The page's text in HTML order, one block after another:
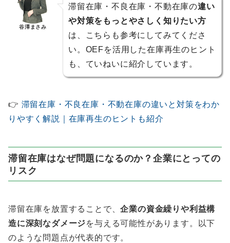
谷澤まさみ
滞留在庫・不良在庫・不動在庫の違い
や対策をもっとやさしく知りたい方
は、こちらも参考にしてみてくださ
い。OEFを活用した在庫再生のヒント
も、ていねいに紹介しています。
👉 滞留在庫・不良在庫・不動在庫の違いと対策をわか
りやすく解説｜在庫再生のヒントも紹介
滞留在庫はなぜ問題になるのか？企業にとっての
リスク
滞留在庫を放置することで、企業の資金繰りや利益構
造に深刻なダメージを与える可能性があります。以下
のような問題点が代表的です。